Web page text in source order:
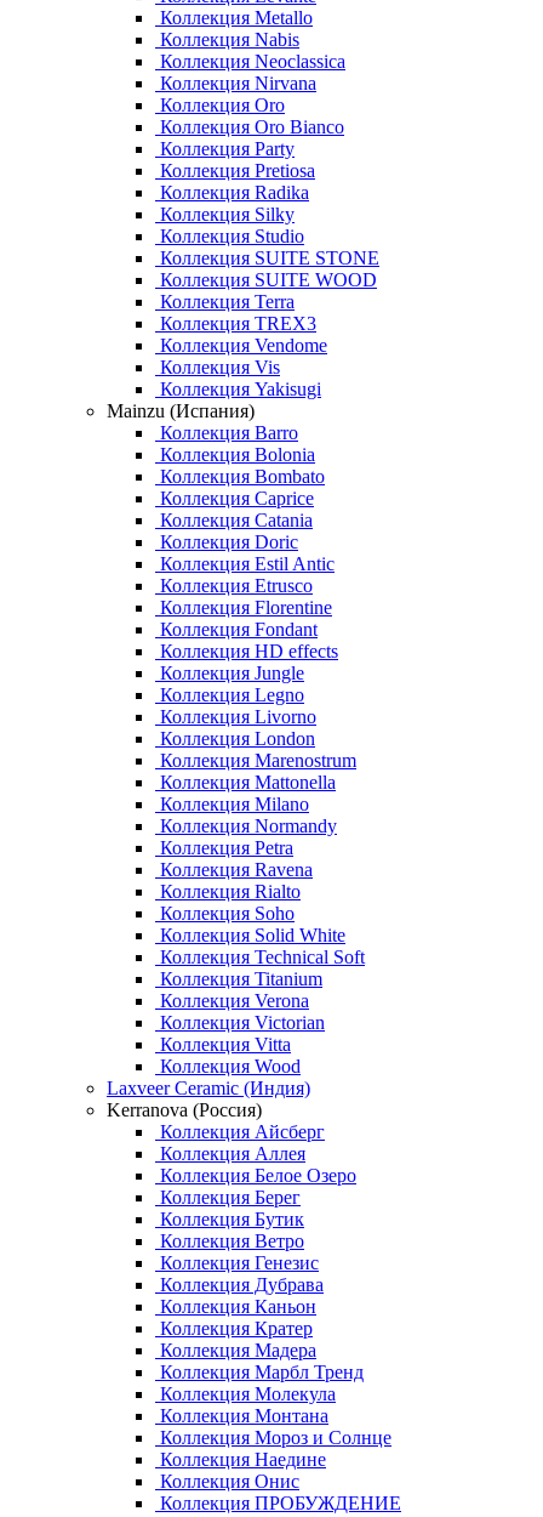
Коллекция Metallo
Коллекция Nabis
Коллекция Neoclassica
Коллекция Nirvana
Коллекция Oro
Коллекция Oro Bianco
Коллекция Party
Коллекция Pretiosa
Коллекция Radika
Коллекция Silky
Коллекция Studio
Коллекция SUITE STONE
Коллекция SUITE WOOD
Коллекция Terra
Коллекция TREX3
Коллекция Vendome
Коллекция Vis
Коллекция Yakisugi
Mainzu (Испания)
Коллекция Barro
Коллекция Bolonia
Коллекция Bombato
Коллекция Caprice
Коллекция Catania
Коллекция Doric
Коллекция Estil Antic
Коллекция Etrusco
Коллекция Florentine
Коллекция Fondant
Коллекция HD effects
Коллекция Jungle
Коллекция Legno
Коллекция Livorno
Коллекция London
Коллекция Marenostrum
Коллекция Mattonella
Коллекция Milano
Коллекция Normandy
Коллекция Petra
Коллекция Ravena
Коллекция Rialto
Коллекция Soho
Коллекция Solid White
Коллекция Technical Soft
Коллекция Titanium
Коллекция Verona
Коллекция Victorian
Коллекция Vitta
Коллекция Wood
Laxveer Ceramic (Индия)
Kerranova (Россия)
Коллекция Айсберг
Коллекция Аллея
Коллекция Белое Озеро
Коллекция Берег
Коллекция Бутик
Коллекция Ветро
Коллекция Генезис
Коллекция Дубрава
Коллекция Каньон
Коллекция Кратер
Коллекция Мадера
Коллекция Марбл Тренд
Коллекция Молекула
Коллекция Монтана
Коллекция Мороз и Солнце
Коллекция Наедине
Коллекция Онис
Коллекция ПРОБУЖДЕНИЕ